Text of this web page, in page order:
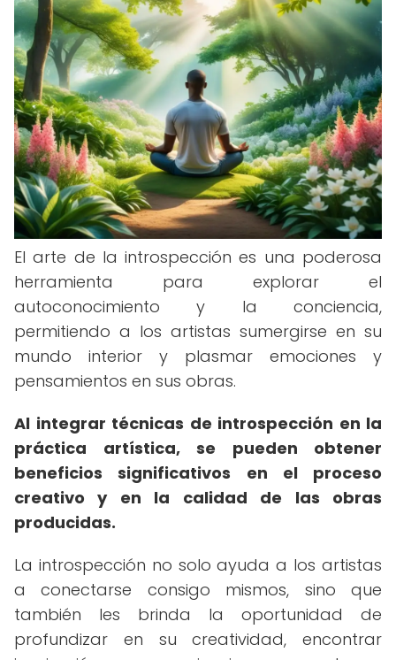
El arte de la introspección es una poderosa
herramienta para explorar el
autoconocimiento y la conciencia,
permitiendo a los artistas sumergirse en su
mundo interior y plasmar emociones y
pensamientos en sus obras.
Al integrar técnicas de introspección en la
práctica artística, se pueden obtener
beneficios significativos en el proceso
creativo y en la calidad de las obras
producidas.
La introspección no solo ayuda a los artistas
a conectarse consigo mismos, sino que
también les brinda la oportunidad de
profundizar en su creatividad, encontrar